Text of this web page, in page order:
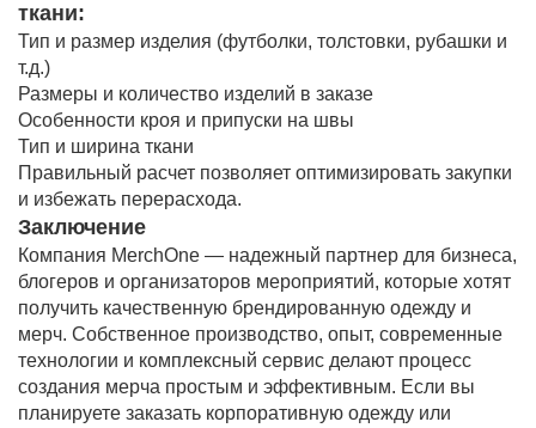
ткани:
Тип и размер изделия (футболки, толстовки, рубашки и
т.д.)
Размеры и количество изделий в заказе
Особенности кроя и припуски на швы
Тип и ширина ткани
Правильный расчет позволяет оптимизировать закупки
и избежать перерасхода.
Заключение
Компания MerchOne — надежный партнер для бизнеса,
блогеров и организаторов мероприятий, которые хотят
получить качественную брендированную одежду и
мерч. Собственное производство, опыт, современные
технологии и комплексный сервис делают процесс
создания мерча простым и эффективным. Если вы
планируете заказать корпоративную одежду или